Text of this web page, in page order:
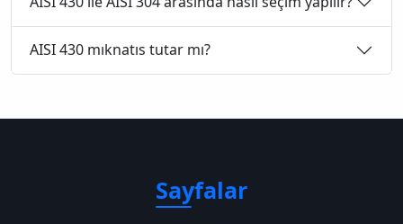
AISI 430 mıknatıs tutar mı?
Sayfalar